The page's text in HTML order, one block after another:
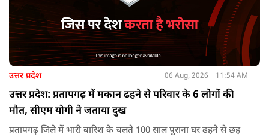
उत्तर प्रदेश 06 Aug, 2026 11:54 AM
उत्तर प्रदेश: प्रतापगढ़ में मकान ढहने से परिवार के 6 लोगों की
मौत, सीएम योगी ने जताया दुख
प्रतापगढ़ जिले में भारी बारिश के चलते 100 साल पुराना घर ढहने से छह